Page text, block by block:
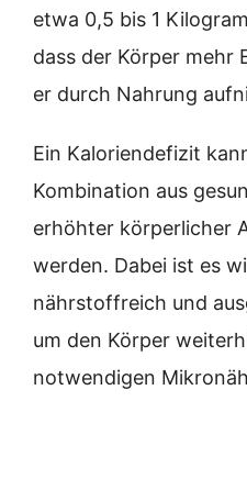
etwa 0,5 bis 1
dass der Körper mehr
er durch Nahrung
Ein Kaloriendefizit
Kombination aus
erhöhter körperlicher
werden. Dabei ist es
nährstoffreich und
um den Körper
notwendigen